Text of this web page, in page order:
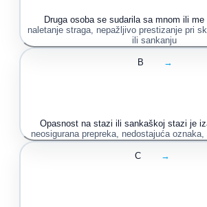
Druga osoba se sudarila sa mnom ili me
naletanje straga, nepažljivo prestizanje pri
ili sankanju
B →
Opasnost na stazi ili sankaškoj stazi je
neosigurana prepreka, nedostajuća
C →